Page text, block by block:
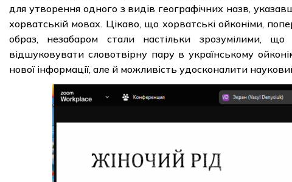
для утворення одного з видів географічних назв,
хорватській мовах. Цікаво, що хорватські ойконіми,
образ, незабаром стали настільки зрозумілими,
відшуковувати словотвірну пару в українському
нової інформації, але й можливість удосконалити